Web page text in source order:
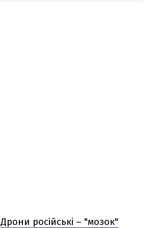
Дрони російські – "мозок"